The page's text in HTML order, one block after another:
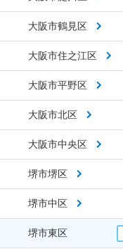
大阪市鶴見区
大阪市住之江区
大阪市平野区
大阪市北区
大阪市中央区
堺市堺区
堺市中区
堺市東区